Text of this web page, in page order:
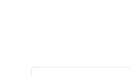
De Cobber-